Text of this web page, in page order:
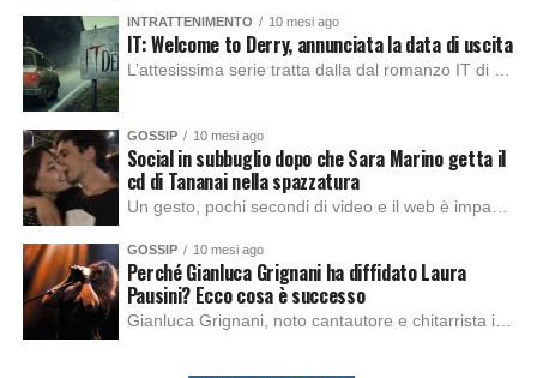
INTRATTENIMENTO 10 mesi ago
IT: Welcome to Derry, annunciata la data di uscita
GOSSIP 10 mesi ago
Social in subbuglio dopo che Sara Marino getta il
cd di Tananai nella spazzatura
GOSSIP 10 mesi ago
Perché Gianluca Grignani ha diffidato Laura
Pausini? Ecco cosa è successo